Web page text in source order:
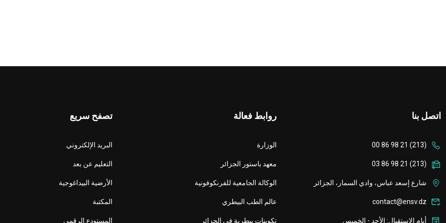
اتصل بنا
(213) 21 98 86 00
(213) 21 98 86 03
شارع إسعد عباس، وادي السمار، الجزائر
contact@ensv.dz
أيام الاستقبال: الأحد - الخميس
روابط فعالة
الوزارة
معهد باستور الجزائر
الوكالة الجامعية للفرنكوفونية
عالم الطب البيطري
تكوينات بيطرية في الجزائر
تصفح سريع
البريد الإلكتروني
التعليم عن بعد
الأرضية البيداغوجية
المكتبة
المستودع الرقمي